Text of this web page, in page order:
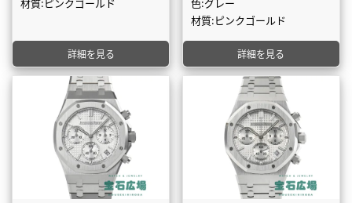
詳細を見る
材質:ピンクゴールド
詳細を見る